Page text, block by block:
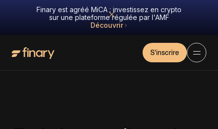
Finary est agréé MiCA : investissez en crypto
sur une plateforme régulée par l'AMF
Découvrir
S'inscrire